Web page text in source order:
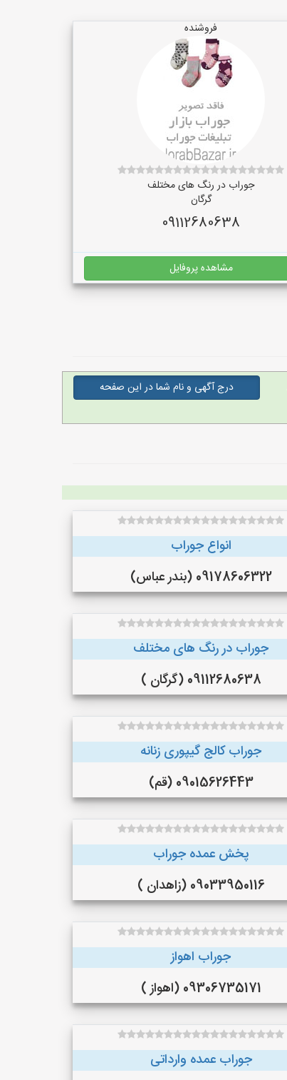
فروشنده
جوراب در رنگ‌ های مختلف
گرگان
09112680638
مشاهده پروفایل
درج آگهی و نام شما در این صفحه
انواع جوراب
09178606322 (بندر عباس)
جوراب در رنگ‌ های مختلف
09112680638 (گرگان )
جوراب کالج گیپوری زنانه
09015626443 (قم)
پخش عمده جوراب
09033950116 (زاهدان )
جوراب اهواز
09306735171 (اهواز )
جوراب عمده وارداتی